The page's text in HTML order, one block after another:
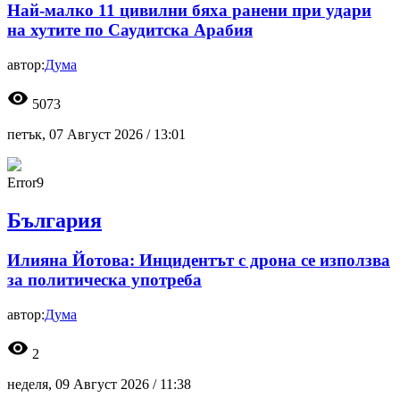
Най-малко 11 цивилни бяха ранени при удари
на хутите по Саудитска Арабия
автор:Дума
visibility 5073
петък, 07 Август 2026 / 13:01
Error9
България
Илияна Йотова: Инцидентът с дрона се използва
за политическа употреба
автор:Дума
visibility 2
неделя, 09 Август 2026 / 11:38